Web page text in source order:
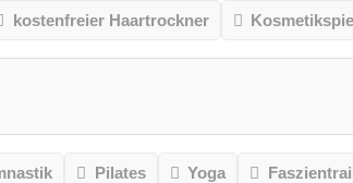
kostenfreier Haartrockner
Pilates Yoga